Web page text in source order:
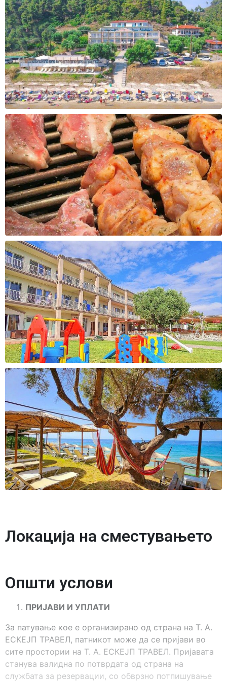
Локација на сместувањето
Општи услови
ПРИЈАВИ И УПЛАТИ
За патување кое е организирано од страна на Т. А.
ЕСКЕЈП ТРАВЕЛ, патникот може да се пријави во
сите простории на Т. А. ЕСКЕЈП ТРАВЕЛ. Пријавата
станува валидна по потврдата од страна на
службата за резервации, со обврзно потпишување